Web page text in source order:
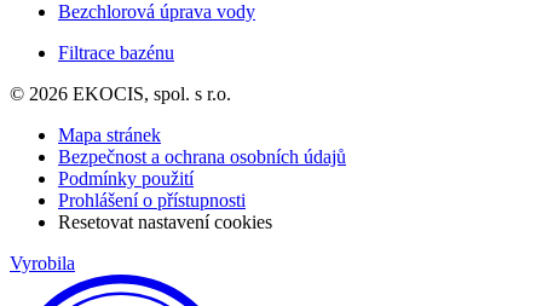
Bezchlorová úprava vody
Filtrace bazénu
© 2026 EKOCIS, spol. s r.o.
Mapa stránek
Bezpečnost a ochrana osobních údajů
Podmínky použití
Prohlášení o přístupnosti
Resetovat nastavení cookies
Vyrobila